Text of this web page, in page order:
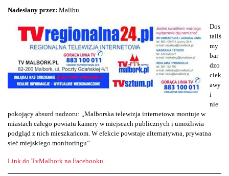
Nadesłany przez: Malibu
Dos
taliś
my
bar
dzo
ciek
awy
i
nie
pokojący absurd nadzoru: „Malborska telewizja internetowa montuje w
miastach całego powiatu kamery w miejscach publicznych i umożliwia
podgląd z nich mieszkańcom. W efekcie powstaje alternatywna, prywatna
sieć miejskiego monitoringu”.
Link do TvMalbork na Facebooku